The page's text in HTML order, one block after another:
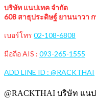
บริษัท แนปเทค จำกัด
608 สาธุประดิษฐ์ ยานนาวา
เบอร์โทร 02-108-6808
มือถือ AIS : 093-265-1555
ADD LINE ID : @RACKTHAI
@RACKTHAI บริษัท แน